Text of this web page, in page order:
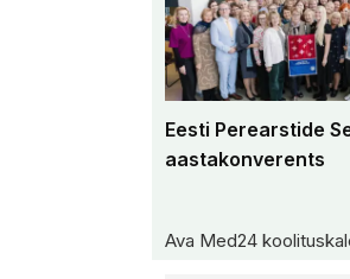
Eesti Perearstide
aastakonverents
Ava Med24